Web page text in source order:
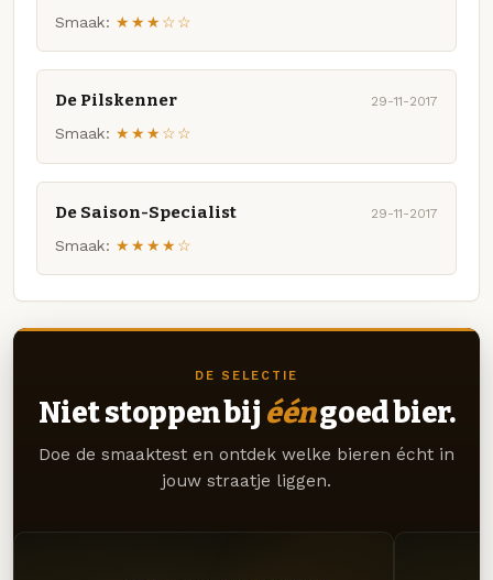
Smaak: ★★★☆☆
De Pilskenner 29-11-2017
Smaak: ★★★☆☆
De Saison-Specialist 29-11-2017
Smaak: ★★★★☆
DE SELECTIE
Niet stoppen bij ééngoed bier.
Doe de smaaktest en ontdek welke bieren écht in
jouw straatje liggen.